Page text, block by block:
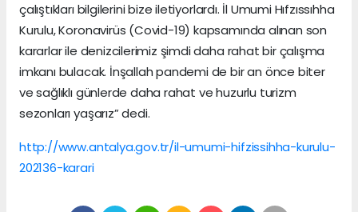
çalıştıkları bilgilerini bize iletiyorlardı. İl Umumi Hıfzıssıhha
Kurulu, Koronavirüs (Covid-19) kapsamında alınan son
kararlar ile denizcilerimiz şimdi daha rahat bir çalışma
imkanı bulacak. İnşallah pandemi de bir an önce biter
ve sağlıklı günlerde daha rahat ve huzurlu turizm
sezonları yaşarız” dedi.
http://www.antalya.gov.tr/il-umumi-hifzissihha-kurulu-
202136-karari